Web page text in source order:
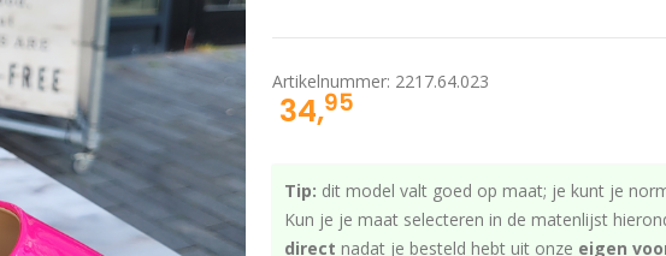
Artikelnummer: 2217.64.023
34,95
Tip: dit model valt goed op maat; je kunt je
Kun je je maat selecteren in de matenlijst
direct nadat je besteld hebt uit onze eigen